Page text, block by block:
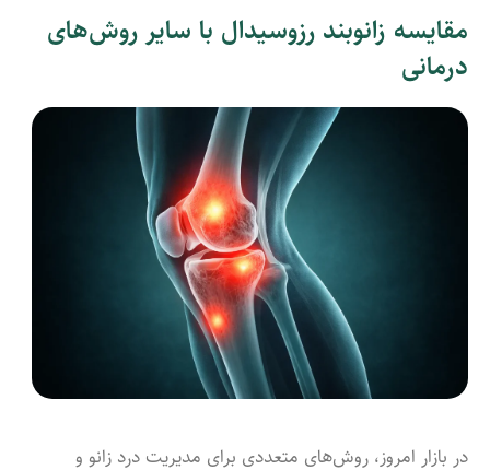
مقایسه زانوبند رزوسیدال با سایر روش‌های
درمانی
در بازار امروز، روش‌های متعددی برای مدیریت درد زانو و